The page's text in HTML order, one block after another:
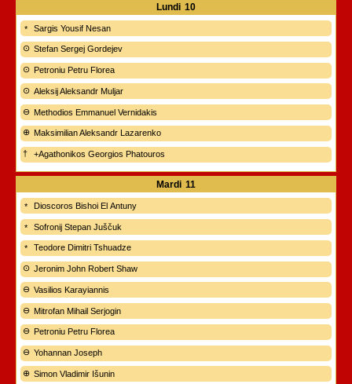
Lundi 10
Sargis Yousif Nesan
Stefan Sergej Gordejev
Petroniu Petru Florea
Aleksij Aleksandr Muljar
Methodios Emmanuel Vernidakis
Maksimilian Aleksandr Lazarenko
+Agathonikos Georgios Phatouros
Mardi 11
Dioscoros Bishoi El Antuny
Sofronij Stepan Juščuk
Teodore Dimitri Tshuadze
Jeronim John Robert Shaw
Vasilios Karayiannis
Mitrofan Mihail Serjogin
Petroniu Petru Florea
Yohannan Joseph
Simon Vladimir Išunin